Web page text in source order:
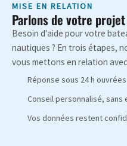
MISE EN RELATION
Parlons de votre
Besoin d'aide pour votre
nautiques ? En trois étapes,
vous mettons en relation
Réponse sous 24 h ouvrées
Conseil personnalisé, sans
Vos données restent